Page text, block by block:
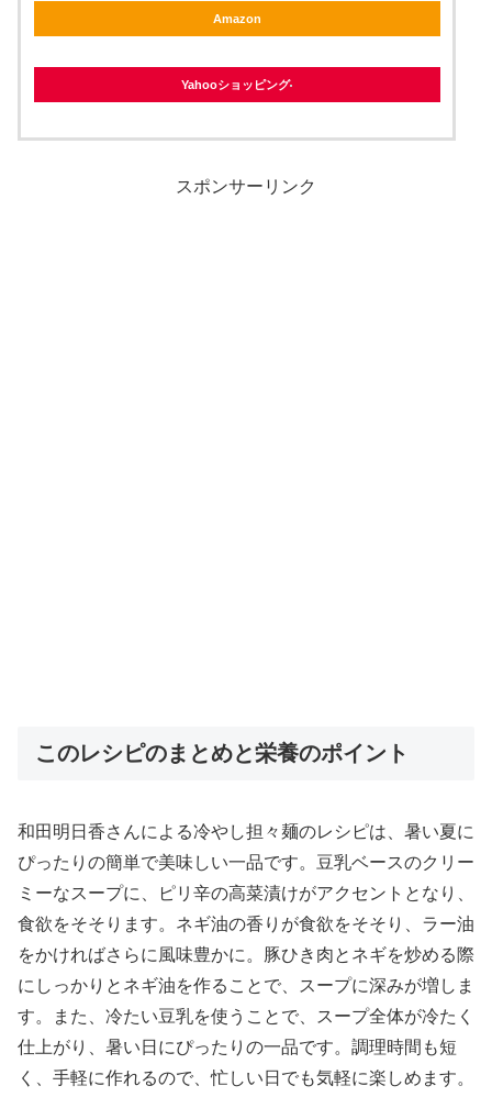
Amazon
Yahooショッピング
スポンサーリンク
このレシピのまとめと栄養のポイント
和田明日香さんによる冷やし担々麺のレシピは、暑い夏に
ぴったりの簡単で美味しい一品です。豆乳ベースのクリー
ミーなスープに、ピリ辛の高菜漬けがアクセントとなり、
食欲をそそります。ネギ油の香りが食欲をそそり、ラー油
をかければさらに風味豊かに。豚ひき肉とネギを炒める際
にしっかりとネギ油を作ることで、スープに深みが増しま
す。また、冷たい豆乳を使うことで、スープ全体が冷たく
仕上がり、暑い日にぴったりの一品です。調理時間も短
く、手軽に作れるので、忙しい日でも気軽に楽しめます。